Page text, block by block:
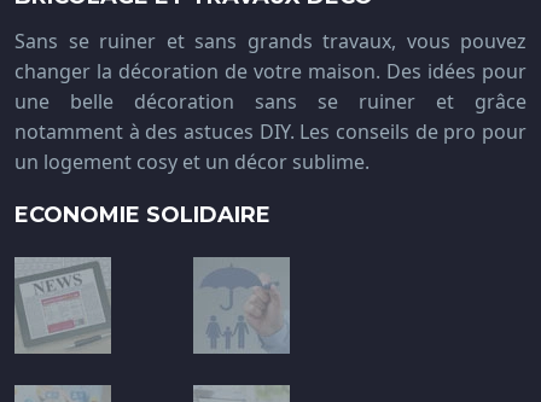
Sans se ruiner et sans grands travaux, vous pouvez
changer la décoration de votre maison. Des idées pour
une belle décoration sans se ruiner et grâce
notamment à des astuces DIY. Les conseils de pro pour
un logement cosy et un décor sublime.
ECONOMIE SOLIDAIRE